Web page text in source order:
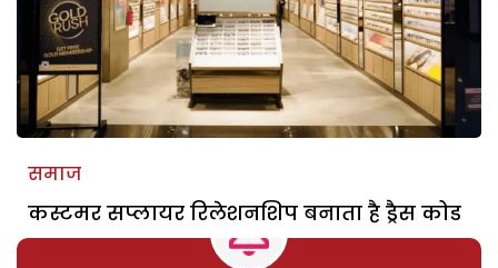
समाज
कस्टमर सप्लायर रिलेशनशिप बनाता है ड्रैस कोड